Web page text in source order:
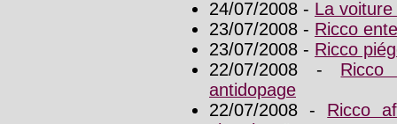
24/07/2008 - La
23/07/2008 - Ricco
23/07/2008 - Ricco
22/07/2008 -
antidopage
22/07/2008 - Ricco